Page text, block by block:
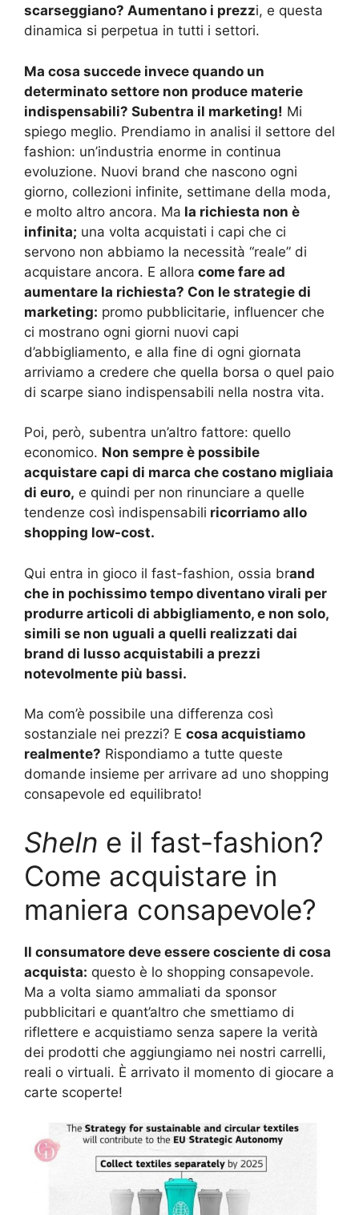
scarseggiano? Aumentano i prezzi, e questa
dinamica si perpetua in tutti i settori.
Ma cosa succede invece quando un
determinato settore non produce materie
indispensabili? Subentra il marketing! Mi
spiego meglio. Prendiamo in analisi il settore del
fashion: un’industria enorme in continua
evoluzione. Nuovi brand che nascono ogni
giorno, collezioni infinite, settimane della moda,
e molto altro ancora. Ma la richiesta non è
infinita; una volta acquistati i capi che ci
servono non abbiamo la necessità “reale” di
acquistare ancora. E allora come fare ad
aumentare la richiesta? Con le strategie di
marketing: promo pubblicitarie, influencer che
ci mostrano ogni giorni nuovi capi
d’abbigliamento, e alla fine di ogni giornata
arriviamo a credere che quella borsa o quel paio
di scarpe siano indispensabili nella nostra vita.
Poi, però, subentra un’altro fattore: quello
economico. Non sempre è possibile
acquistare capi di marca che costano migliaia
di euro, e quindi per non rinunciare a quelle
tendenze così indispensabili ricorriamo allo
shopping low-cost.
Qui entra in gioco il fast-fashion, ossia brand
che in pochissimo tempo diventano virali per
produrre articoli di abbigliamento, e non solo,
simili se non uguali a quelli realizzati dai
brand di lusso acquistabili a prezzi
notevolmente più bassi.
Ma com’è possibile una differenza così
sostanziale nei prezzi? E cosa acquistiamo
realmente? Rispondiamo a tutte queste
domande insieme per arrivare ad uno shopping
consapevole ed equilibrato!
SheIn e il fast-fashion?
Come acquistare in
maniera consapevole?
Il consumatore deve essere cosciente di cosa
acquista: questo è lo shopping consapevole.
Ma a volta siamo ammaliati da sponsor
pubblicitari e quant’altro che smettiamo di
riflettere e acquistiamo senza sapere la verità
dei prodotti che aggiungiamo nei nostri carrelli,
reali o virtuali. È arrivato il momento di giocare a
carte scoperte!